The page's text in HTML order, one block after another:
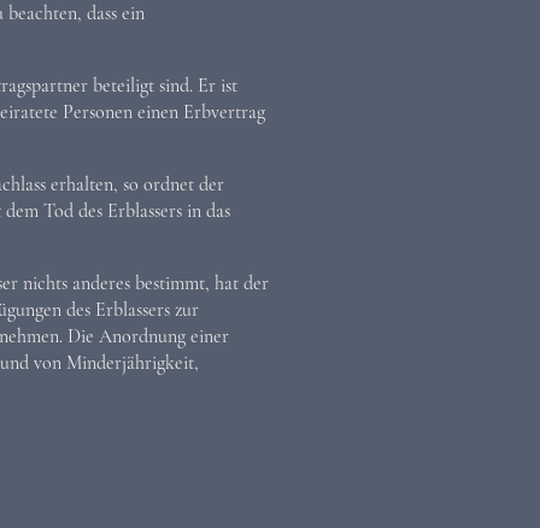
dass ein
beteiligt sind. Er ist
Personen einen Erbvertrag
erhalten, so ordnet der
Tod des Erblassers in das
nichts anderes bestimmt, hat der
des Erblassers zur
Die Anordnung einer
von Minderjährigkeit,